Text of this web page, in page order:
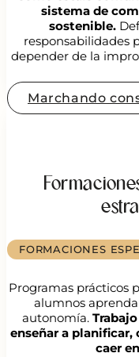
sistema de
sostenible.
responsabilidades
depender de la
Marchando
FORMACIONES
Programas prácticos
alumnos
autonomía.
enseñar a planificar,
caer